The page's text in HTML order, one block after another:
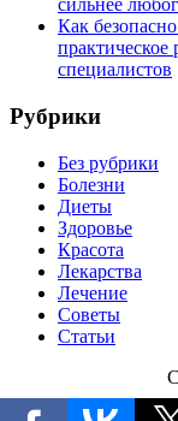
сильнее
Как
практическое
специалистов
Рубрики
Без рубрики
Болезни
Диеты
Здоровье
Красота
Лекарства
Лечение
Советы
Статьи